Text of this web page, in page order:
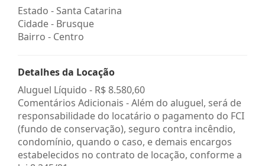
Estado -Santa Catarina
Cidade - Brusque
Bairro - Centro
Detalhes da Locação
Aluguel Líquido - R$ 8.580,60
Comentários Adicionais - Além do aluguel, será de
responsabilidade do locatário o pagamento do FCI
(fundo de conservação), seguro contra incêndio,
condomínio, quando o caso, e demais encargos
estabelecidos no contrato de locação, conforme a